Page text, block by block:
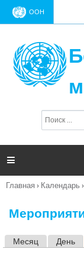
ООН
п
и

Вы
Главная › Календарь ›
Месяц День